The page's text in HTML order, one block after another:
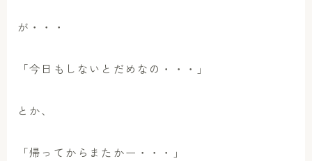
が・・・
「今日もしないとだめなの・・・」
とか、
「帰ってからまたかー・・・」